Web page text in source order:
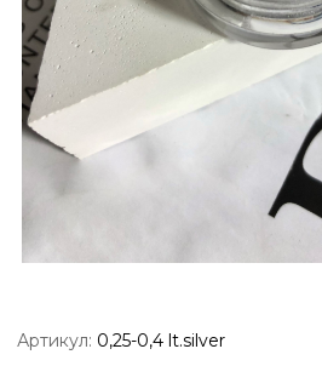
Артикул: 0,25-0,4 lt.silver